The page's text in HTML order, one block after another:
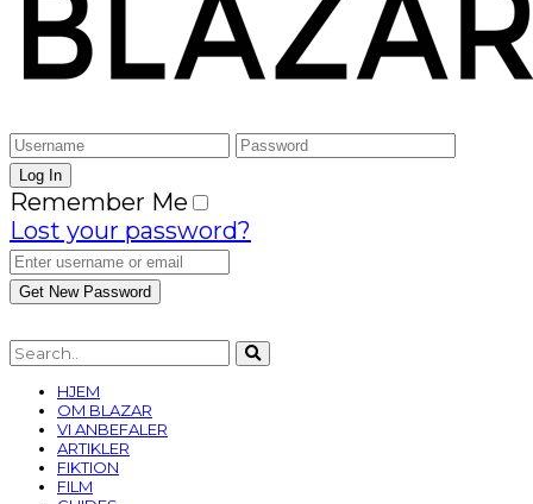
Remember Me
Lost your password?
HJEM
OM BLAZAR
VI ANBEFALER
ARTIKLER
FIKTION
FILM